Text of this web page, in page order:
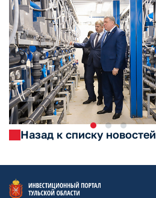
Назад к списку новостей